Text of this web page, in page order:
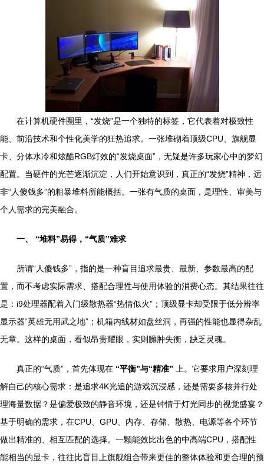
在计算机硬件圈里，“发烧”是一个独特的标签，它代表着对极致性
能、前沿技术和个性化美学的狂热追求。一张堆砌着顶级CPU、旗舰显
卡、分体水冷和炫酷RGB灯效的“发烧桌面”，无疑是许多玩家心中的梦幻
配置。当硬件的光芒逐渐沉淀，人们开始意识到，真正的“发烧”精神，远
非“人傻钱多”的粗暴堆料所能概括。一张有气质的桌面，是理性、审美与
个人需求的完美融合。
一、 “堆料”易得，“气质”难求
所谓“人傻钱多”，指的是一种盲目追求最贵、最新、参数最高的配
置，而不考虑实际需求、搭配合理性与使用体验的消费心态。其结果往往
是：i9处理器配着入门级散热器“热情似火”；顶级显卡却受限于低分辨率
显示器“英雄无用武之地”；机箱内线材如盘丝洞，再强的性能也显得杂乱
无章。这样的桌面，看似昂贵耀眼，实则臃肿失衡，缺乏灵魂。
真正的“气质”，首先体现在 “平衡”与“精准” 上。它要求用户深刻理
解自己的核心需求：是追求4K光追的游戏沉浸感，还是需要多核并行处
理海量数据？是偏爱极致的静音环境，还是钟情于灯光同步的视觉盛宴？
基于明确的需求，在CPU、GPU、内存、存储、散热、电源等各个环节
做出精准的、相互匹配的选择。一颗能效比出色的中高端CPU，搭配性
能相当的显卡，往往比盲目上旗舰组合带来更佳的整体体验和更合理的预